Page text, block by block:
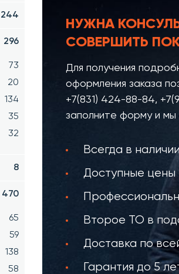
244
296
73
20
134
35
32
8
470
65
59
138
58
НУЖНА
СОВЕРШИТЬ
Для получения
оформления заказа
+7(831) 424-88-84,
заполните форму и
Всегда в
Доступные цены
Второе ТО в
Доставка по
Гарантия до 5